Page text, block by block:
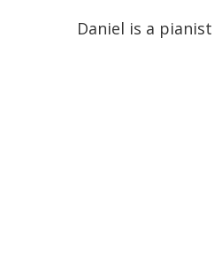
Daniel is a